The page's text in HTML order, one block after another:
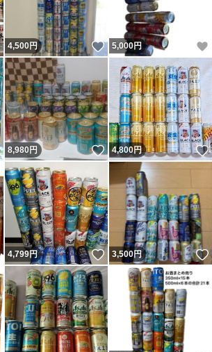
いいね！
4,500円 いいね！
5,000円
いいね！
8,980円 いいね！
4,800円
いいね！
4,799円 いいね！
3,500円